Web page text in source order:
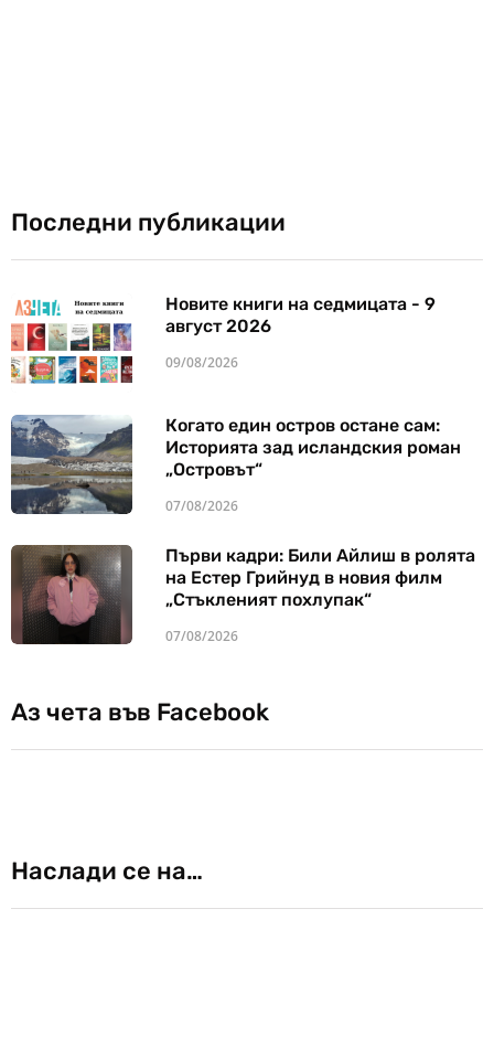
Последни публикации
Новите книги на седмицата - 9
август 2026
09/08/2026
Когато един остров остане сам:
Историята зад исландския роман
„Островът“
07/08/2026
Първи кадри: Били Айлиш в ролята
на Естер Грийнуд в новия филм
„Стъкленият похлупак“
07/08/2026
Аз чета във Facebook
Наслади се на…